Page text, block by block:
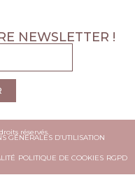
NEWSLETTER !
réservés.
GÉNÉRALES D’UTILISATION
POLITIQUE DE COOKIES RGPD